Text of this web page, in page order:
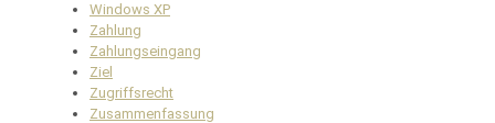
Windows XP
Zahlung
Zahlungseingang
Ziel
Zugriffsrecht
Zusammenfassung